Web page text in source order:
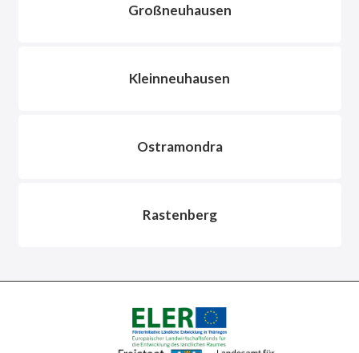
Großneuhausen
Kleinneuhausen
Ostramondra
Rastenberg